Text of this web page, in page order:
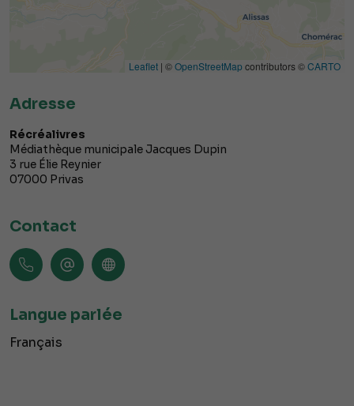
Leaflet | ©OpenStreetMap contributors ©CARTO
Adresse
Récréalivres
Médiathèque municipale Jacques Dupin
3 rue Élie Reynier
07000 Privas
Contact
Langue parlée
Français